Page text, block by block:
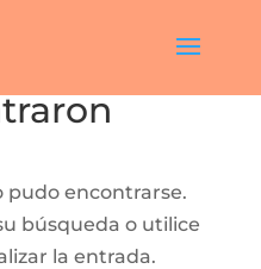
pudo encontrarse.
búsqueda o utilice
la entrada.